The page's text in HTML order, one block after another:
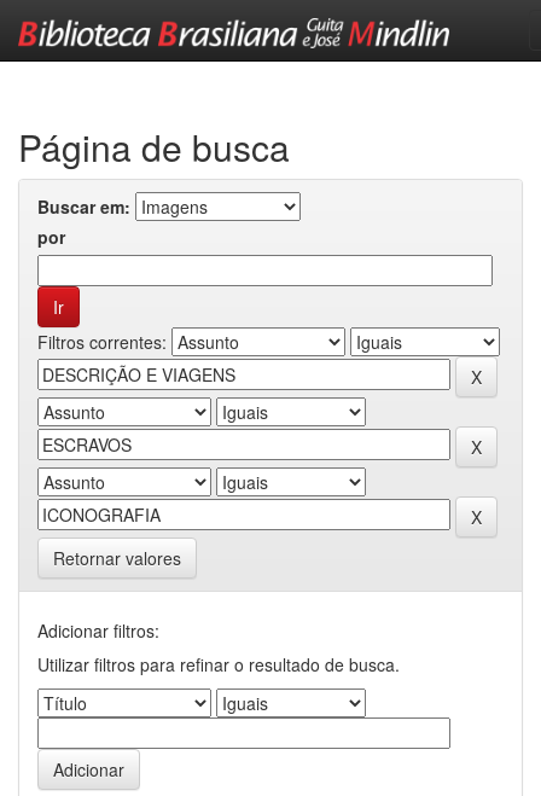
Página de busca
Buscar em:
por
Filtros correntes:
Retornar valores
Adicionar filtros:
Utilizar filtros para refinar o resultado de busca.